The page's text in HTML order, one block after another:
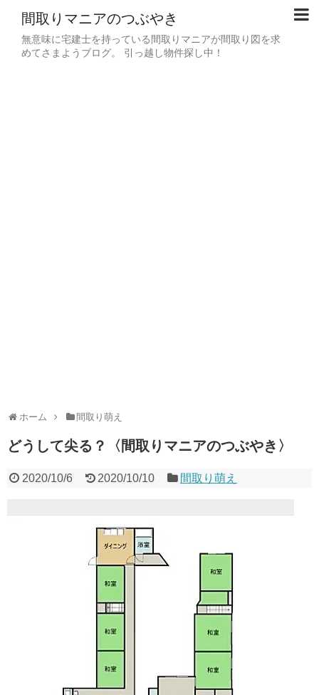
間取りマニアのつぶやき
無意味に宅建士を持っている間取りマニアが間取り図を求
めてさまようブログ。 引っ越し物件探し中！
ホーム 間取り萌え
どうして尖る？〈間取りマニアのつぶやき〉
2020/10/6 2020/10/10 間取り萌え